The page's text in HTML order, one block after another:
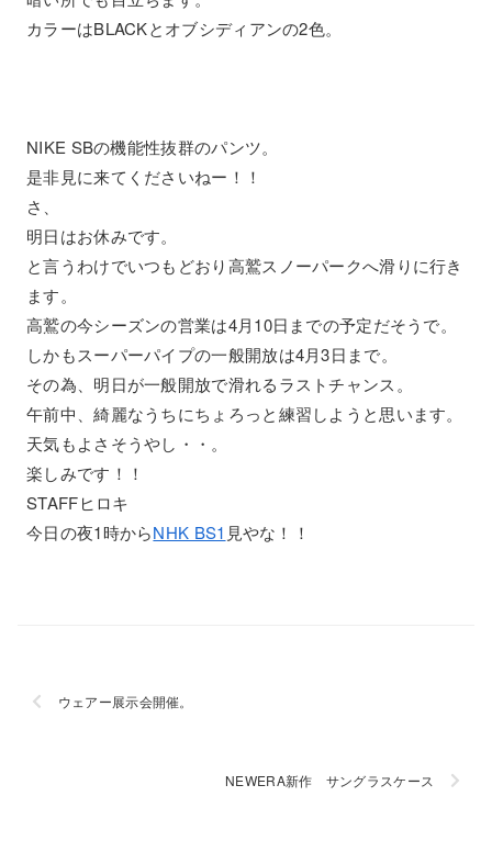
カラーはBLACKとオブシディアンの2色。
NIKE SBの機能性抜群のパンツ。
是非見に来てくださいねー！！
さ、
明日はお休みです。
と言うわけでいつもどおり高鷲スノーパークへ滑りに行き
ます。
高鷲の今シーズンの営業は4月10日までの予定だそうで。
しかもスーパーパイプの一般開放は4月3日まで。
その為、明日が一般開放で滑れるラストチャンス。
午前中、綺麗なうちにちょろっと練習しようと思います。
天気もよさそうやし・・。
楽しみです！！
STAFFヒロキ
今日の夜1時からNHK BS1 見やな！！
ウェアー展示会開催。
NEWERA新作 サングラスケース